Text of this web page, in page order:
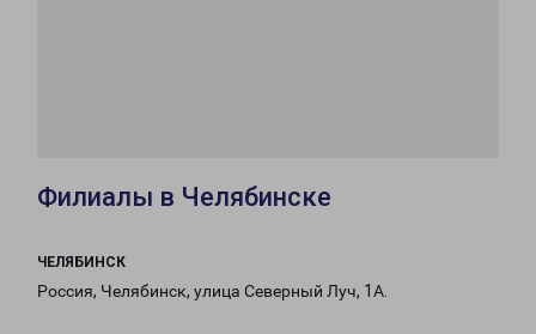
Филиалы в Челябинске
ЧЕЛЯБИНСК
Россия, Челябинск, улица Северный Луч, 1А.